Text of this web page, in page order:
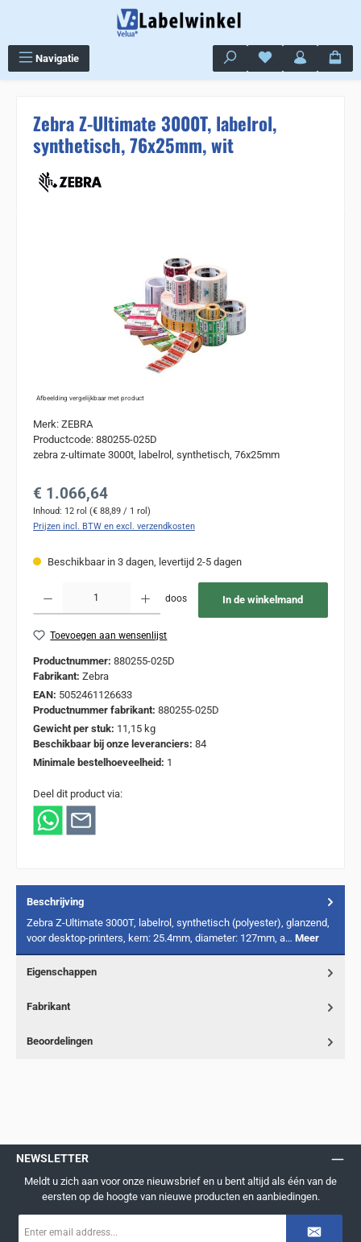
Navigatie Je hebt 0 items op
Zebra Z-Ultimate 3000T, labelrol,
synthetisch, 76x25mm, wit
Afbeelding vergelijkbaar met product
Merk: ZEBRA
Productcode: 880255-025D
zebra z-ultimate 3000t, labelrol, synthetisch, 76x25mm
Normale prijs:
€ 1.066,64
Inhoud: 12 rol (€ 88,89 / 1 rol)
Prijzen incl. BTW en excl. verzendkosten
Beschikbaar in 3 dagen, levertijd 2-5 dagen
doos In de winkelmand
Toevoegen aan wensenlijst
Productnummer: 880255-025D
Fabrikant: Zebra
EAN: 5052461126633
Productnummer fabrikant: 880255-025D
Gewicht per stuk: 11,15 kg
Beschikbaar bij onze leveranciers: 84
Minimale bestelhoeveelheid: 1
Deel dit product via:
Beschrijving
Zebra Z-Ultimate 3000T, labelrol, synthetisch (polyester), glanzend,
voor desktop-printers, kern: 25.4mm, diameter: 127mm, a… Meer
Eigenschappen
Fabrikant
Beoordelingen
NEWSLETTER
Meldt u zich aan voor onze nieuwsbrief en u bent altijd als één van de
eersten op de hoogte van nieuwe producten en aanbiedingen.
mailadres